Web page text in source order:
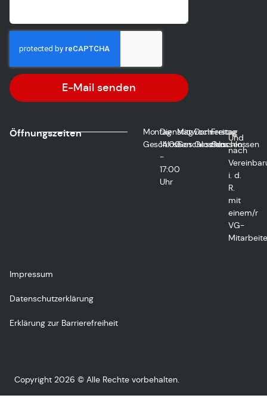
E-Mail senden
Öffnungszeiten
Montag
Geschlossen
Dienstag
14:00
-
17:00
Uhr
Mittwoch
Geschlossen
Donnerstag
Geschlossen
Freitag
Geschlossen
Und
nach
i. d.
R.
mit
einem/r
VG-
Impressum
Datenschutzerklärung
Erklärung zur Barrierefreiheit
Copyright 2026 © Alle Rechte vorbehalten.